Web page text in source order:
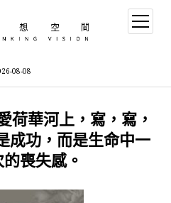
08-08
open
menu
荷華河上，寫，寫，
功，而是生命中一
喪失感。